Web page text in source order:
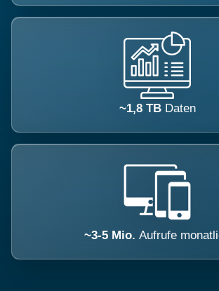
~1,8 TB Daten
~3-5 Mio. Aufrufe